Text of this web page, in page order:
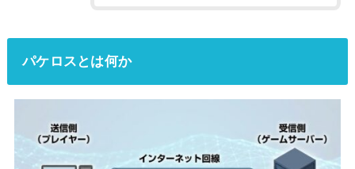
パケロスとは何か